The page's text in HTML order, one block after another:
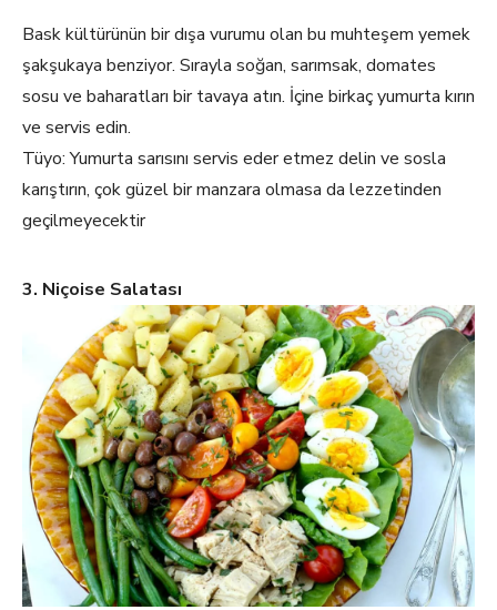
Bask kültürünün bir dışa vurumu olan bu muhteşem yemek
şakşukaya benziyor. Sırayla soğan, sarımsak, domates
sosu ve baharatları bir tavaya atın. İçine birkaç yumurta kırın
ve servis edin.
Tüyo: Yumurta sarısını servis eder etmez delin ve sosla
karıştırın, çok güzel bir manzara olmasa da lezzetinden
geçilmeyecektir
3. Niçoise Salatası